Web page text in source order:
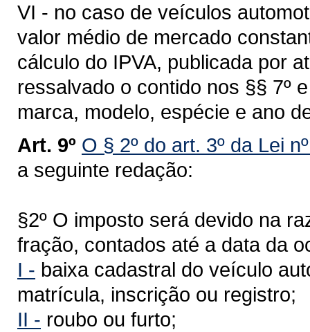
VI - no caso de veículos
valor médio de mercado
cálculo do IPVA, publicada por
ressalvado o contido nos §§ 7º
marca, modelo, espécie e ano
Art. 9º O § 2º do art. 3º da Lei
a seguinte redação:
§2º O imposto será devido na
fração, contados até a data da
I - baixa cadastral do veículo
matrícula, inscrição ou registro;
II - roubo ou furto;